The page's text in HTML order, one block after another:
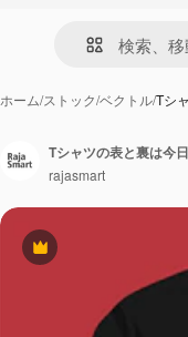
ホーム/ストック/ベクトル/Tシ
Premium
Tシャツの表と裏は今
rajasmart